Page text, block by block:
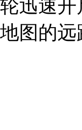
迅速
图的